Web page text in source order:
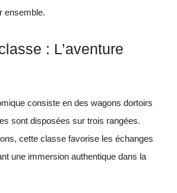
ensemble.
: L’aventure
consiste en des wagons dortoirs
sont disposées sur trois rangées.
cette classe favorise les échanges
une immersion authentique dans la